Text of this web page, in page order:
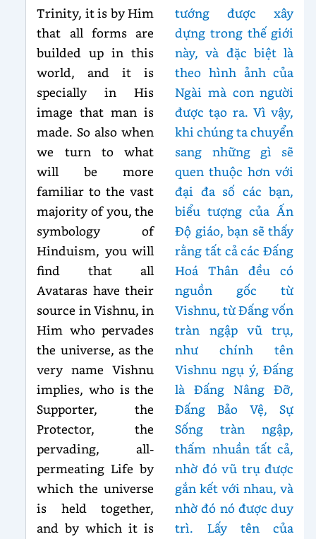
Trinity, it is by Him
that all forms are
builded up in this
world, and it is
specially in His
image that man is
made. So also when
we turn to what
will be more
familiar to the vast
majority of you, the
symbology of
Hinduism, you will
find that all
Avataras have their
source in Vishnu, in
Him who pervades
the universe, as the
very name Vishnu
implies, who is the
Supporter, the
Protector, the
pervading, all-
permeating Life by
which the universe
is held together,
and by which it is
tướng được xây
dựng trong thế giới
này, và đặc biệt là
theo hình ảnh của
Ngài mà con người
được tạo ra. Vì vậy,
khi chúng ta chuyển
sang những gì sẽ
quen thuộc hơn với
đại đa số các bạn,
biểu tượng của Ấn
Độ giáo, bạn sẽ thấy
rằng tất cả các Đấng
Hoá Thân đều có
nguồn gốc từ
Vishnu, từ Đấng vốn
tràn ngập vũ trụ,
như chính tên
Vishnu ngụ ý, Đấng
là Đấng Nâng Đỡ,
Đấng Bảo Vệ, Sự
Sống tràn ngập,
thấm nhuần tất cả,
nhờ đó vũ trụ được
gắn kết với nhau, và
nhờ đó nó được duy
trì. Lấy tên của